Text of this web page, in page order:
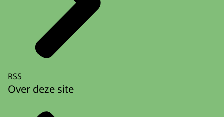
RSS
Over deze site